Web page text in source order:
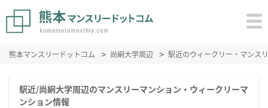
熊本マンスリードットコム 尚絅大学周辺 駅近のウィークリー・マンス
駅近/尚絅大学周辺のマンスリーマンション・ウィークリーマ
ンション情報